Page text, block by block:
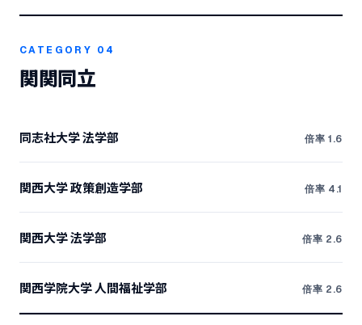
CATEGORY 04
関関同立
同志社大学 法学部 倍率 1.6
関西大学 政策創造学部 倍率 4.1
関西大学 法学部 倍率 2.6
関西学院大学 人間福祉学部 倍率 2.6